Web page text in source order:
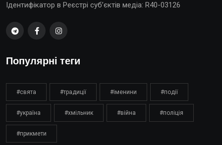
Ідентифікатор в Реєстрі суб’єктів медіа: R40-03126
Популярні теги
#свята #традиції #іменини #події
#україна #хмільник #війна #поліція
#прикмети